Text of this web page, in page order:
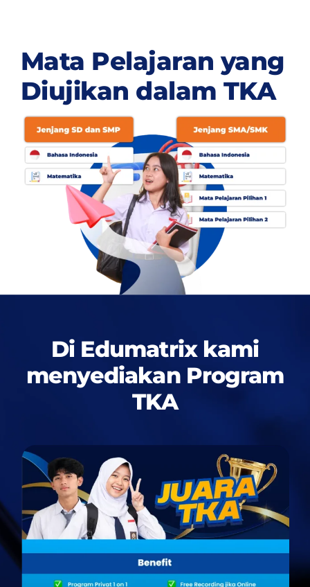
Mata Pelajaran yang
Diujikan dalam TKA
Di Edumatrix kami
menyediakan Program
TKA